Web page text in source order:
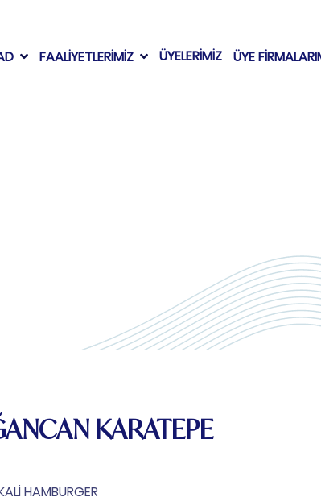
FAALİYETLERİMİZ ÜYELERİMİZ ÜYE
KARATEPE
HAMBURGER